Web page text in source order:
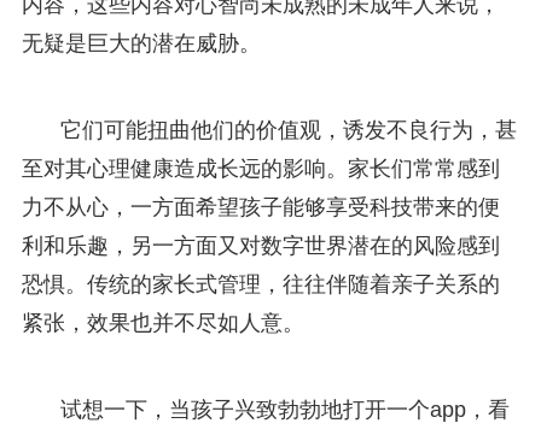
无疑是巨大的潜在威胁。
它们可能扭曲他们的价值观，诱发不良行为，甚
至对其心理健康造成长远的影响。家长们常常感到
力不从心，一方面希望孩子能够享受科技带来的便
利和乐趣，另一方面又对数字世界潜在的风险感到
恐惧。传统的家长式管理，往往伴随着亲子关系的
紧张，效果也并不尽如人意。
试想一下，当孩子兴致勃勃地打开一个app，看